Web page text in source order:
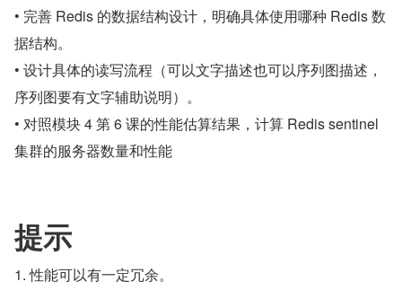
• 完善 Redis 的数据结构设计，明确具体使用哪种 Redis 数
据结构。
• 设计具体的读写流程（可以文字描述也可以序列图描述，
序列图要有文字辅助说明）。
• 对照模块 4 第 6 课的性能估算结果，计算 Redis sentinel
集群的服务器数量和性能
提示
1. 性能可以有一定冗余。